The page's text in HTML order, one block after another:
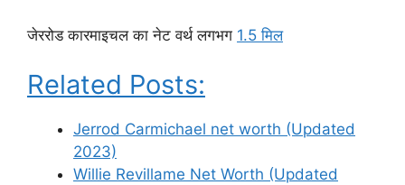
जेररोड कारमाइचल का नेट वर्थ लगभग 1.5 मिल
Related Posts:
Jerrod Carmichael net worth (Updated
2023)
Willie Revillame Net Worth (Updated